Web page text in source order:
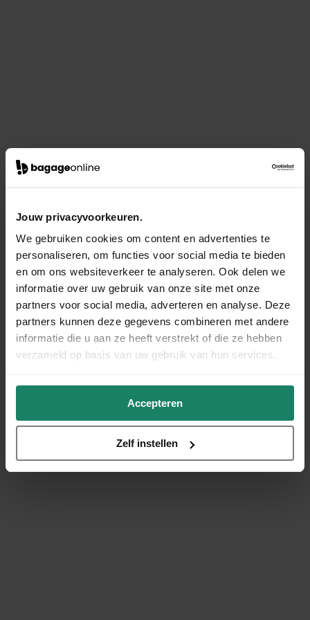
Jouw privacyvoorkeuren.
We gebruiken cookies om content en advertenties te
personaliseren, om functies voor social media te bieden
en om ons websiteverkeer te analyseren. Ook delen we
informatie over uw gebruik van onze site met onze
partners voor social media, adverteren en analyse. Deze
partners kunnen deze gegevens combineren met andere
informatie die u aan ze heeft verstrekt of die ze hebben
verzameld op basis van uw gebruik van hun services.
Accepteren
Zelf instellen